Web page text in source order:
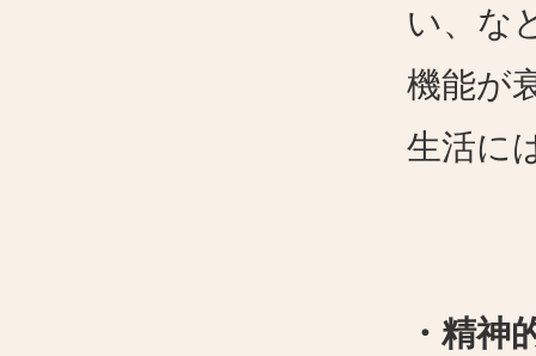
い、な
機能が
生活に
・精神